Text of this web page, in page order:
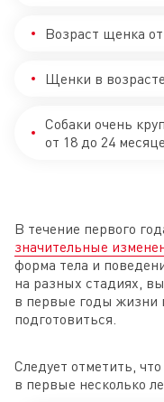
Возраст щенка
Щенки в
Собаки очень
от 18 до 24
В течение первого
значительные
форма тела и
на разных стадиях,
в первые годы жизни
подготовиться.
Следует отметить,
в первые несколько